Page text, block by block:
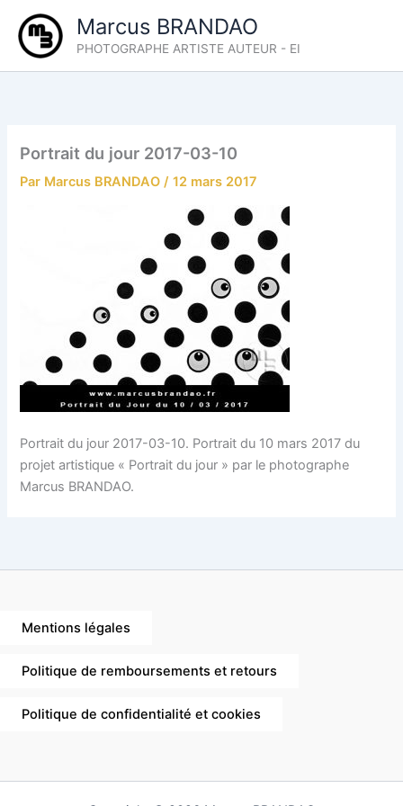
contenu
Marcus BRANDAO
PHOTOGRAPHE ARTISTE AUTEUR - EI
Portrait du jour 2017-03-10
Par Marcus BRANDAO/12 mars 2017
Portrait du jour 2017-03-10. Portrait du 10 mars 2017 du
projet artistique « Portrait du jour » par le photographe
Marcus BRANDAO.
Mentions légales
Politique de remboursements et retours
Politique de confidentialité et cookies